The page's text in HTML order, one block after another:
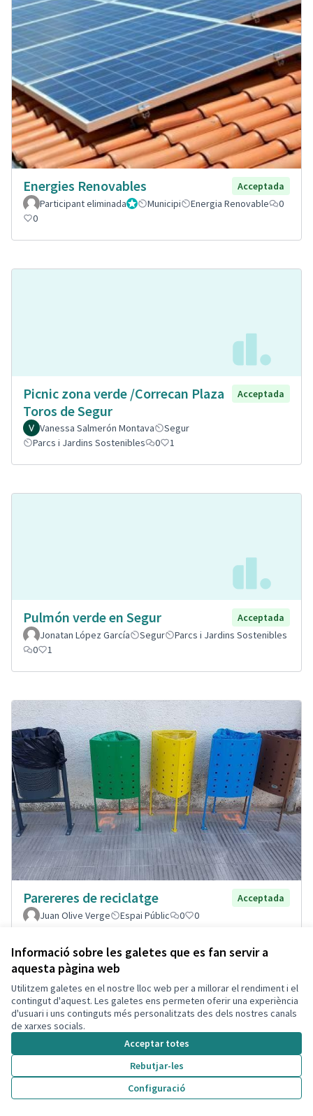
Informació sobre les galetes que es fan servir a
aquesta pàgina web
Utilitzem galetes en el nostre lloc web per a millorar el rendiment i el
contingut d'aquest. Les galetes ens permeten oferir una experiència
d'usuari i uns continguts més personalitzats des dels nostres canals
de xarxes socials.
Acceptar totes
Rebutjar-les
Configuració
Energies Renovables
Acceptada
Participant eliminadaAdministrador
Municipi Energia Renovable
0
0
Picnic zona verde /Correcan Plaza
Toros de Segur
Acceptada
Vanessa Salmerón Montava
Segur
Parcs i Jardins Sostenibles
0 1
Pulmón verde en Segur
Acceptada
Jonatan López García
Segur
Parcs i Jardins Sostenibles
0
1
Parereres de reciclatge
Acceptada
Juan Olive Verge
Espai Públic 0 0
Renovar parques infantiles del